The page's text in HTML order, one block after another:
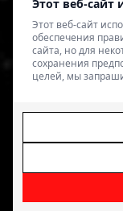
Этот веб-сайт
Этот веб-сайт
обеспечения
сайта, но для
сохранения
целей, мы
© 2026
veikala izveide -